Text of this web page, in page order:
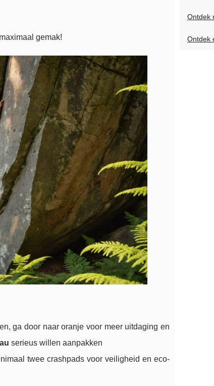
gemak!
ga door naaroranje voor meer uitdaging en
serieus willen aanpakken
twee crashpads voor veiligheid en eco-
Ontdek
Ontdek